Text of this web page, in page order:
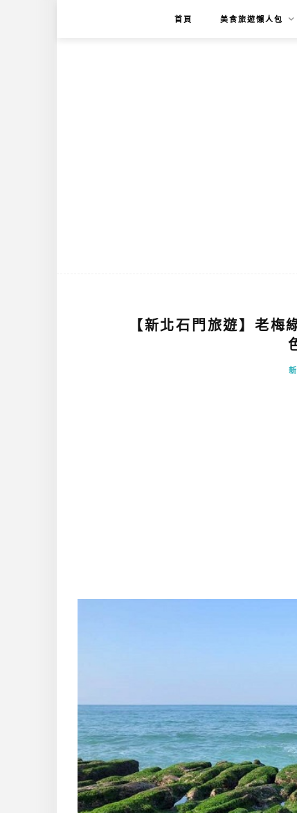
首頁 美食旅遊懶人包
【新北石門旅遊】老梅